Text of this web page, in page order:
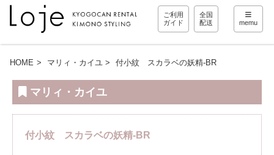
ご利用
ガイド
全国
配送
memu
HOME マリィ・カイユ 付小紋 スカラベの妖精-BR
マリィ・カイユ
付小紋 スカラベの妖精-BR